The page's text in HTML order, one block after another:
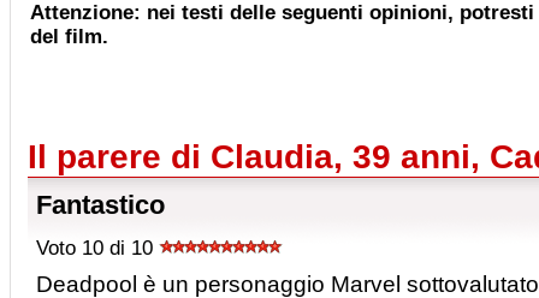
Attenzione: nei testi delle seguenti opinioni,
del film.
Il parere di Claudia, 39 anni,
Fantastico
Voto 10 di 10
Deadpool è un personaggio Marvel